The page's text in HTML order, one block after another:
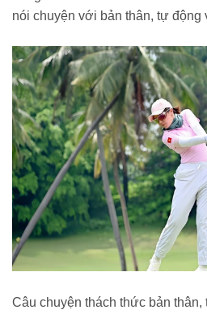
nói chuyện với bản thân, tự động
Câu chuyện thách thức bản thân,